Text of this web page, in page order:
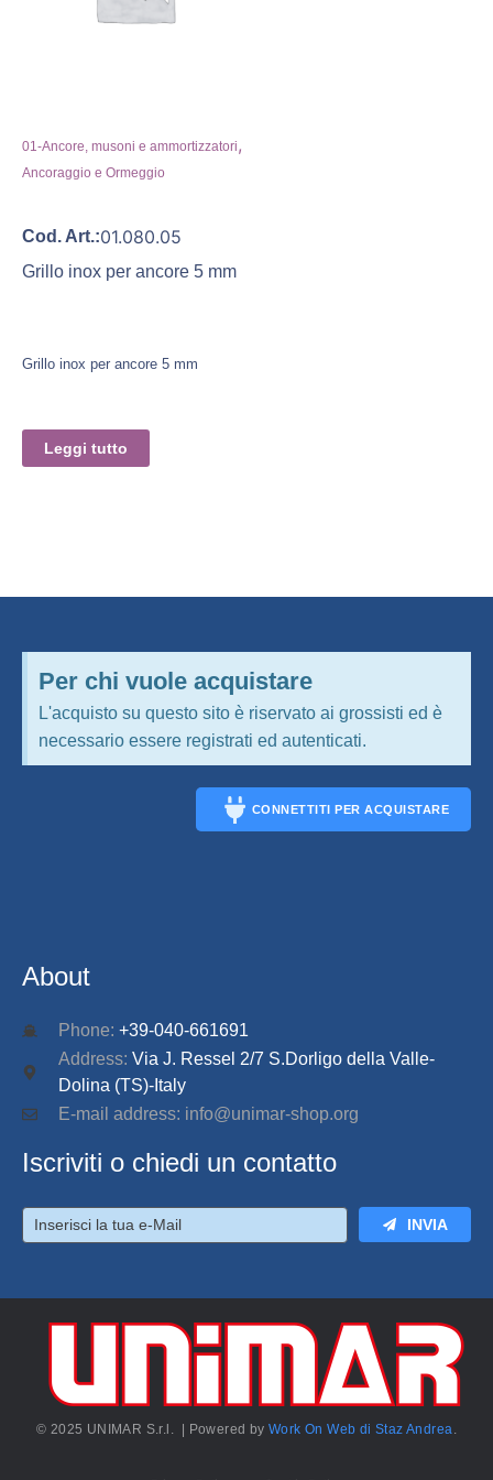
01-Ancore, musoni e ammortizzatori,
Ancoraggio e Ormeggio
Cod. Art.:01.080.05
Grillo inox per ancore 5 mm
Grillo inox per ancore 5 mm
Leggi tutto
Per chi vuole acquistare
L'acquisto su questo sito è riservato ai grossisti ed è
necessario essere registrati ed autenticati.
CONNETTITI PER ACQUISTARE
About
Phone: +39-040-661691
Address: Via J. Ressel 2/7 S.Dorligo della Valle-
Dolina (TS)-Italy
E-mail address: info@unimar-shop.org
Iscriviti o chiedi un contatto
INVIA
© 2025 UNIMAR S.r.l. | Powered byWork On Web di Staz Andrea.